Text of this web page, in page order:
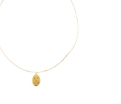
wariantów.
stronie
produktu